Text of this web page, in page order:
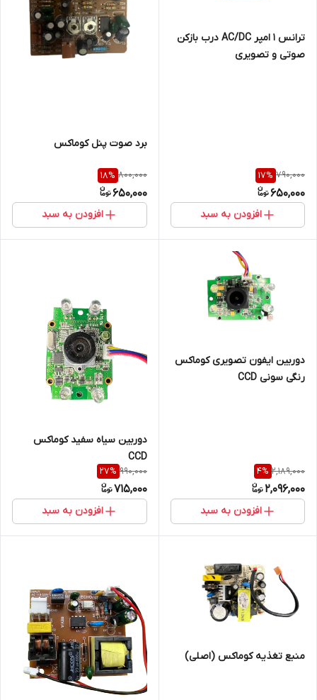
ترانس 1 امپر AC/DC درب بازکن
صوتی و تصویری
790,000
17%
650,000
افزودن به سبد
برد صوت پنل کوماکس
800,000
18%
650,000
افزودن به سبد
دوربین ایفون تصویری کوماکس
رنگی سونی CCD
2,189,000
4%
2,096,000
افزودن به سبد
دوربین سیاه سفید کوماکس
CCD
990,000
27%
715,000
افزودن به سبد
منبع تغذیه کوماکس (اصلی)